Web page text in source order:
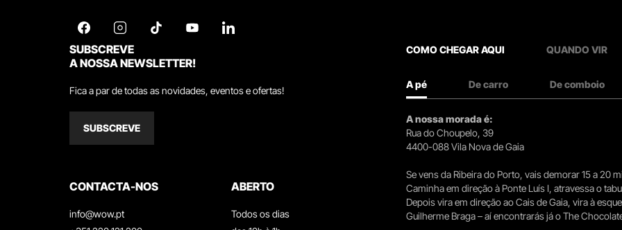
SUBSCREVE
A NOSSA NEWSLETTER!
Fica a par de todas as novidades, eventos e ofertas!
SUBSCREVE
CONTACTA-NOS
info@wow.pt
ABERTO
Todos os dias
COMO CHEGAR AQUI QUANDO VIR
A pé De carro De comboio
A nossa morada é:
Rua do Choupelo, 39
4400-088 Vila Nova de Gaia
Se vens da Ribeira do Porto, vais demorar 15 a 20
Caminha em direção à Ponte Luís I, atravessa o
Depois vira em direção ao Cais de Gaia, vira à
Guilherme Braga – aí encontrarás já o The